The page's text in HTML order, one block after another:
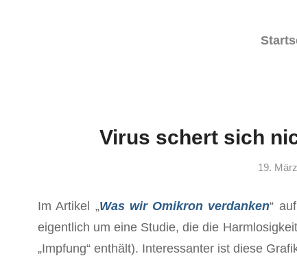
Virus schert sich
19.
Im Artikel „Was wir Omikron verdanken“ auf
eigentlich um eine Studie, die die
„Impfung“ enthält). Interessanter ist diese